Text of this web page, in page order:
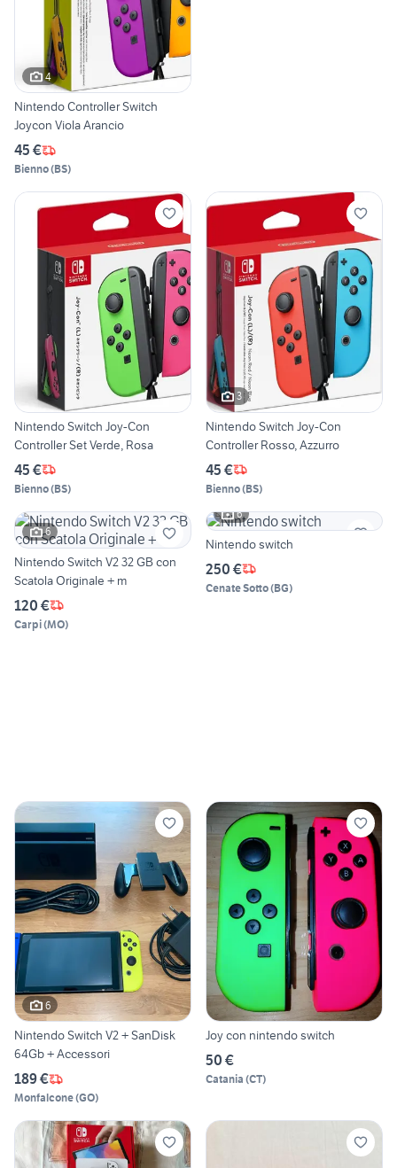
4
Nintendo Controller Switch
Joycon Viola Arancio
45 €
Bienno(BS)
Nintendo Switch Joy-Con
Controller Set Verde, Rosa
45 €
Bienno(BS)
3
Nintendo Switch Joy-Con
Controller Rosso, Azzurro
45 €
Bienno(BS)
6
Nintendo Switch V2 32 GB con
Scatola Originale + m
120 €
Carpi(MO)
6
Nintendo switch
250 €
Cenate Sotto(BG)
6
Nintendo Switch V2 + SanDisk
64Gb + Accessori
189 €
Monfalcone(GO)
Joy con nintendo switch
50 €
Catania (CT)